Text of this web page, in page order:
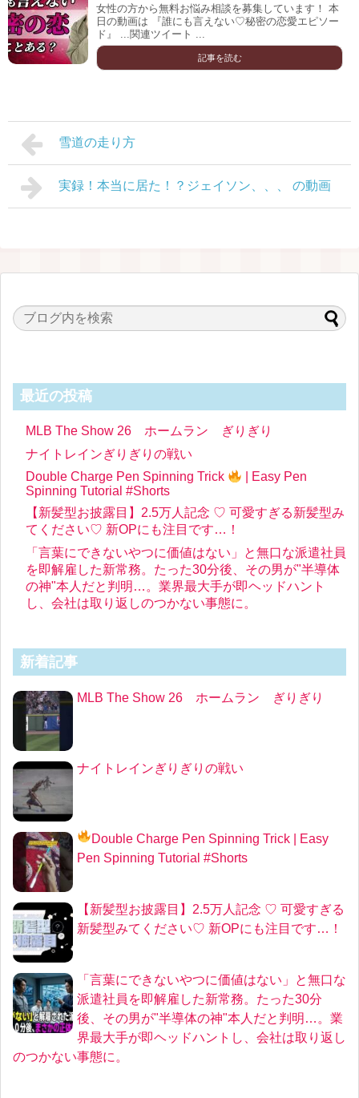
女性の方から無料お悩み相談を募集しています！ 本
日の動画は 『誰にも言えない♡秘密の恋愛エピソー
ド』 ...関連ツイート ...
記事を読む
雪道の走り方
実録！本当に居た！？ジェイソン、、、 の動画
最近の投稿
MLB The Show 26 ホームラン ぎりぎり
ナイトレインぎりぎりの戦い
Double Charge Pen Spinning Trick
| Easy Pen
Spinning Tutorial #Shorts
【新髪型お披露目】2.5万人記念 ♡ 可愛すぎる新髪型み
てください♡ 新OPにも注目です…！
「言葉にできないやつに価値はない」と無口な派遣社員
を即解雇した新常務。たった30分後、その男が"半導体
の神"本人だと判明…。業界最大手が即ヘッドハント
し、会社は取り返しのつかない事態に。
新着記事
MLB The Show 26 ホームラン ぎりぎり
ナイトレインぎりぎりの戦い
Double Charge Pen Spinning Trick
| Easy
Pen Spinning Tutorial #Shorts
【新髪型お披露目】2.5万人記念 ♡ 可愛すぎる
新髪型みてください♡ 新OPにも注目です…！
「言葉にできないやつに価値はない」と無口な
派遣社員を即解雇した新常務。たった30分
後、その男が"半導体の神"本人だと判明…。業
界最大手が即ヘッドハントし、会社は取り返し
のつかない事態に。